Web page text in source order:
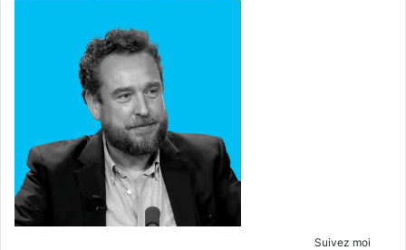
Suivez moi